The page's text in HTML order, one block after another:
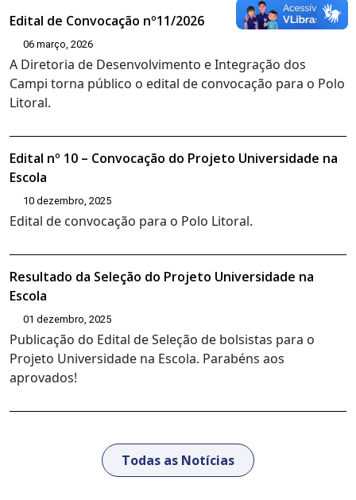
Edital de Convocação nº11/2026
06 março, 2026
A Diretoria de Desenvolvimento e Integração dos
Campi torna público o edital de convocação para o Polo
Litoral.
Edital nº 10 – Convocação do Projeto Universidade na
Escola
10 dezembro, 2025
Edital de convocação para o Polo Litoral.
Resultado da Seleção do Projeto Universidade na
Escola
01 dezembro, 2025
Publicação do Edital de Seleção de bolsistas para o
Projeto Universidade na Escola. Parabéns aos
aprovados!
Todas as Notícias